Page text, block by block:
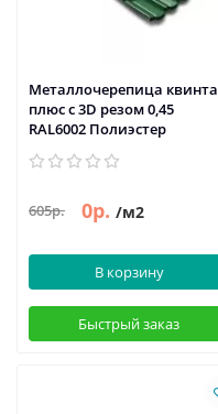
Металлочерепица квинта
плюс c 3D резом 0,45
RAL6002 Полиэстер
605р. 0р. /м2
В корзину
Быстрый заказ